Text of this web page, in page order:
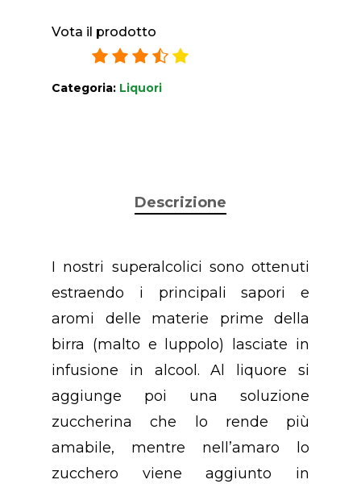
Vota il prodotto
Categoria: Liquori
Descrizione
I nostri superalcolici sono ottenuti
estraendo i principali sapori e
aromi delle materie prime della
birra (malto e luppolo) lasciate in
infusione in alcool. Al liquore si
aggiunge poi una soluzione
zuccherina che lo rende più
amabile, mentre nell’amaro lo
zucchero viene aggiunto in
Concept